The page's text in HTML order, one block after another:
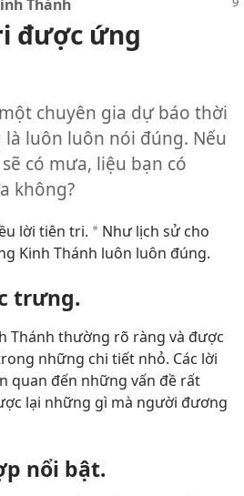
Thánh
được ứng
chuyên gia dự báo thời
luôn luôn nói đúng. Nếu
có mưa, liệu bạn có
không?
lời tiên tri. a Như lịch sử cho
Kinh Thánh luôn luôn đúng.
trưng.
Thánh thường rõ ràng và được
những chi tiết nhỏ. Các lời
quan đến những vấn đề rất
lại những gì mà người đương
nổi bật.